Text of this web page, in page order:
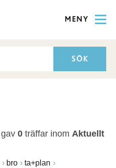
MENY
gav 0 träffar inom Aktuellt
bro ta+plan